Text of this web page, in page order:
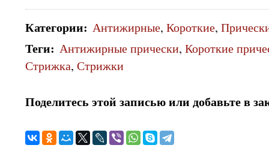
Категории: Антижирные, Короткие,
Теги: Антижирные прически, Короткие
Стрижка, Стрижки
Поделитесь этой записью или добавьте в